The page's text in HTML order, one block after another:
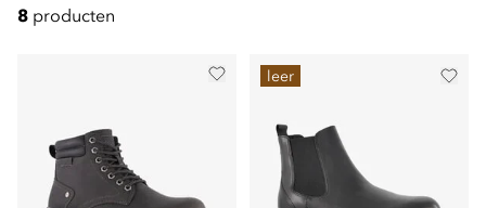
8 producten
leer